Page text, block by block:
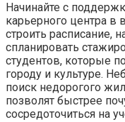
Начинайте с
карьерного центра в
строить расписание,
спланировать
студентов, которые
городу и культуре.
поиск недорогого
позволят быстрее
сосредоточиться на